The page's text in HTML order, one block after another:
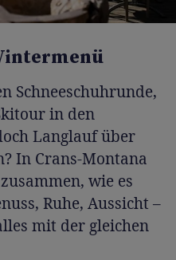
Schneeschuhrunde,
in den
Langlauf über
In Crans-Montana
wie es
Ruhe, Aussicht –
mit der gleichen